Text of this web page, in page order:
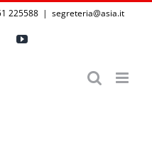
225588 | segreteria@asia.it
YouTube